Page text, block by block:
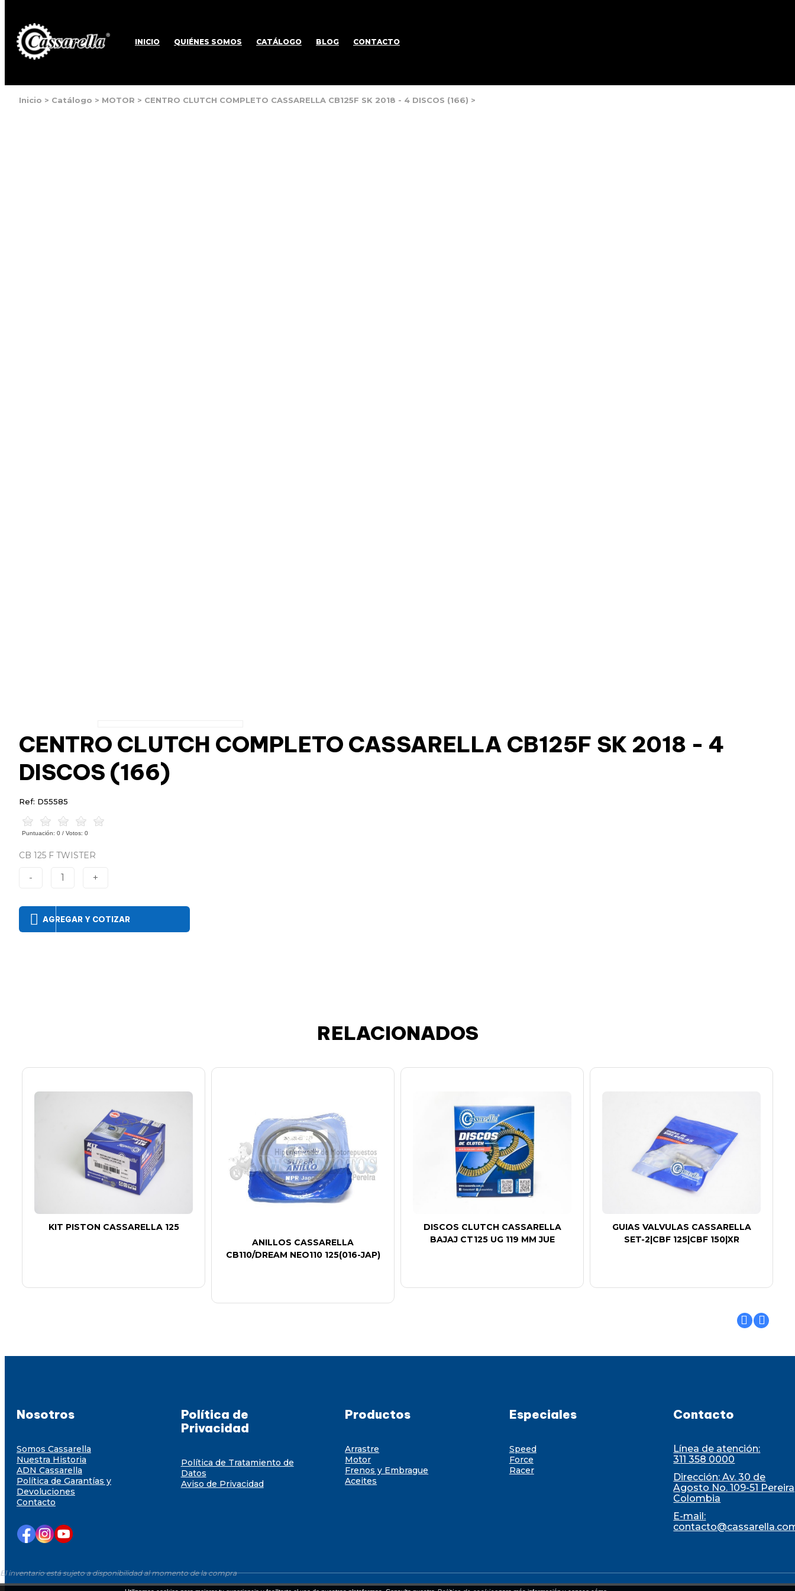
INICIO QUIÉNES SOMOS CATÁLOGO BLOG CONTACTO
Inicio > Catálogo > MOTOR > CENTRO CLUTCH COMPLETO CASSARELLA CB125F SK 2018 - 4 DISCOS (166) >
CENTRO CLUTCH COMPLETO CASSARELLA CB125F SK 2018 - 4
DISCOS (166)
Ref: D55585
Puntuación: 0 / Votos: 0
CB 125 F TWISTER
- 1 +
AGREGAR Y COTIZAR
El inventario está sujeto a disponibilidad al momento de la compra
RELACIONADOS
KIT PISTON CASSARELLA 125
ANILLOS CASSARELLA
CB110/DREAM NEO110 125(016-JAP)
DISCOS CLUTCH CASSARELLA
BAJAJ CT125 UG 119 MM JUE
GUIAS VALVULAS CASSARELLA
SET-2|CBF 125|CBF 150|XR
Nosotros
Somos Cassarella
Nuestra Historia
ADN Cassarella
Política de Garantías y
Devoluciones
Contacto
Política de
Privacidad
Política de Tratamiento de
Datos
Aviso de Privacidad
Productos
Arrastre
Motor
Frenos y Embrague
Aceites
Especiales
Speed
Force
Racer
Contacto
Línea de atención:
311 358 0000
Dirección: Av. 30 de
Agosto No. 109-51
Colombia
E-mail: